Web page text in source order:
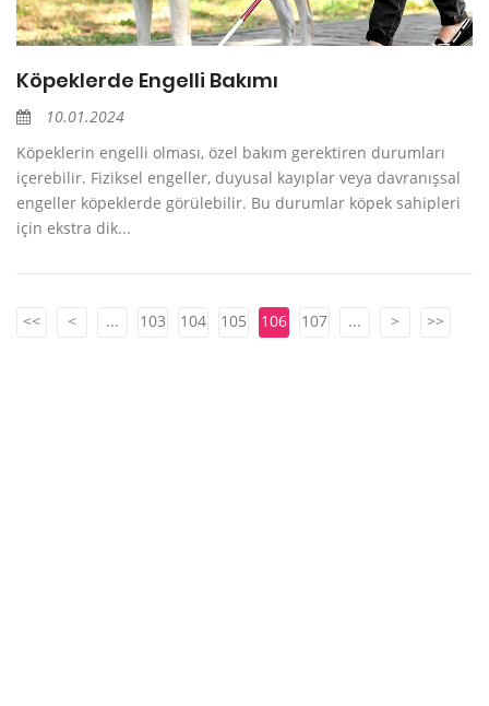
Köpeklerde Engelli Bakımı
10.01.2024
Köpeklerin engelli olması, özel bakım gerektiren durumları
içerebilir. Fiziksel engeller, duyusal kayıplar veya davranışsal
engeller köpeklerde görülebilir. Bu durumlar köpek sahipleri
için ekstra dik...
<< < ... 103 104 105 106 107 ... > >>